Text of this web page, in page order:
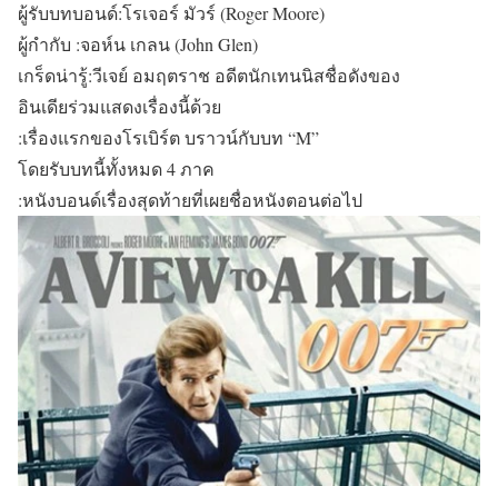
ผู้รับบทบอนด์:โรเจอร์ มัวร์ (Roger Moore)
ผู้กำกับ :จอห์น เกลน (John Glen)
เกร็ดน่ารู้:วีเจย์ อมฤตราช อดีตนักเทนนิสชื่อดังของ
อินเดียร่วมแสดงเรื่องนี้ด้วย
:เรื่องแรกของโรเบิร์ต บราวน์กับบท “M”
โดยรับบทนี้ทั้งหมด 4 ภาค
:หนังบอนด์เรื่องสุดท้ายที่เผยชื่อหนังตอนต่อไป